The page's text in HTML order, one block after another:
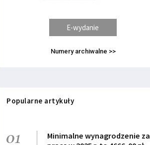
E-wydanie
Numery archiwalne >>
Popularne artykuły
01
Minimalne wynagrodzenie za